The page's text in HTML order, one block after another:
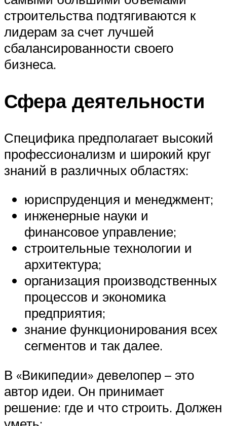
строительства подтягиваются к
лидерам за счет лучшей
сбалансированности своего
бизнеса.
Сфера деятельности
Специфика предполагает высокий
профессионализм и широкий круг
знаний в различных областях:
юриспруденция и менеджмент;
инженерные науки и
финансовое управление;
строительные технологии и
архитектура;
организация производственных
процессов и экономика
предприятия;
знание функционирования всех
сегментов и так далее.
В «Википедии» девелопер – это
автор идеи. Он принимает
решение: где и что строить. Должен